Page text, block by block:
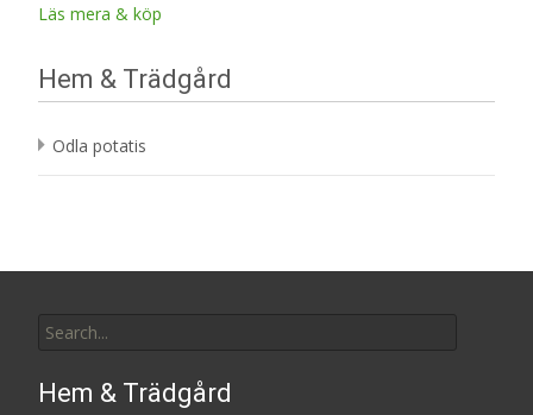
Läs mera & köp
Hem & Trädgård
Odla potatis
for:
Hem & Trädgård